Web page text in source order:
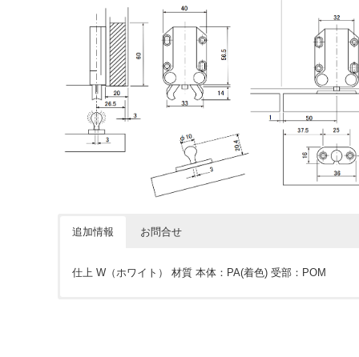
追加情報 お問合せ
仕上 W（ホワイト） 材質 本体：PA(着色) 受部：POM